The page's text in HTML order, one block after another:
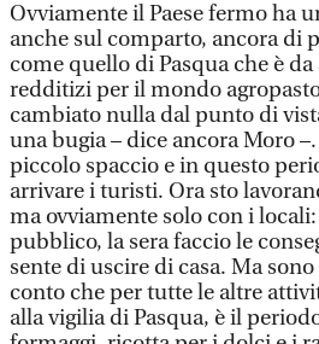
Ovviamente il Paese fermo ha
anche sul comparto, ancora di
come quello di Pasqua che è
redditizi per il mondo
cambiato nulla dal punto di
una bugia – dice ancora Moro
piccolo spaccio e in questo
arrivare i turisti. Ora sto
ma ovviamente solo con i
pubblico, la sera faccio le
sente di uscire di casa. Ma
conto che per tutte le altre
alla vigilia di Pasqua, è il